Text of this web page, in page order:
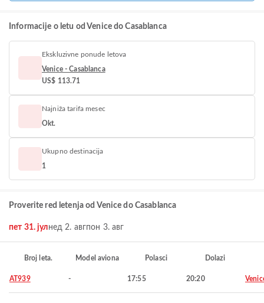
Informacije o letu od Venice do Casablanca
Ekskluzivne ponude letova
Venice - Casablanca
US$ 113.71
Najniža tarifa mesec
Okt.
Ukupno destinacija
1
Proverite red letenja od Venice do Casablanca
пет 31. јулнед 2. авгпон 3. авг
Broj leta. Model aviona Polasci Dolazi
AT939 - 17:55 20:20